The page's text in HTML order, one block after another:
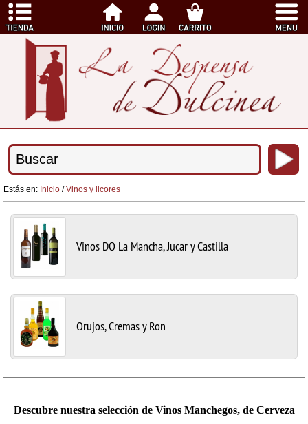
Estás en: Inicio /Vinos y licores
Vinos DO La Mancha, Jucar y Castilla
Orujos, Cremas y Ron
Descubre nuestra selección de Vinos Manchegos, de Cerveza